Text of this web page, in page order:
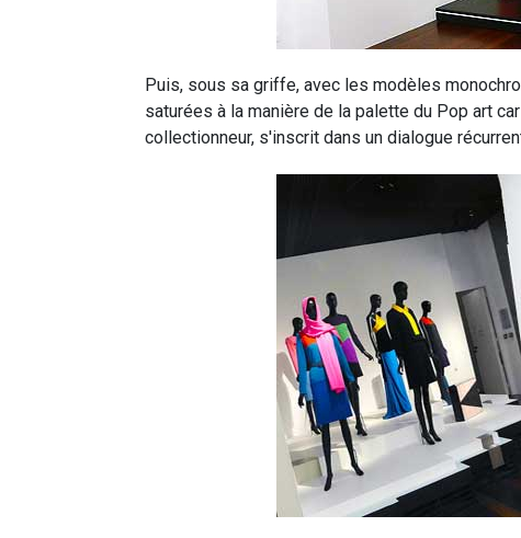
Puis, sous sa griffe, avec les modèles
saturées à la manière de la palette du Pop art
collectionneur, s'inscrit dans un dialogue